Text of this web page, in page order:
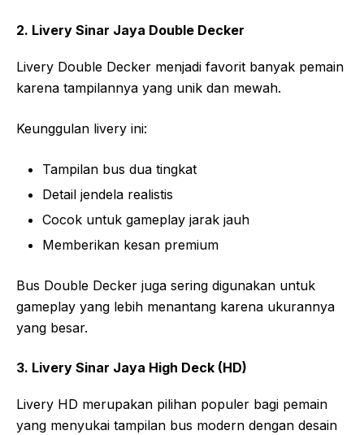
2. Livery Sinar Jaya Double Decker
Livery Double Decker menjadi favorit banyak pemain
karena tampilannya yang unik dan mewah.
Keunggulan livery ini:
Tampilan bus dua tingkat
Detail jendela realistis
Cocok untuk gameplay jarak jauh
Memberikan kesan premium
Bus Double Decker juga sering digunakan untuk
gameplay yang lebih menantang karena ukurannya
yang besar.
3. Livery Sinar Jaya High Deck (HD)
Livery HD merupakan pilihan populer bagi pemain
yang menyukai tampilan bus modern dengan desain